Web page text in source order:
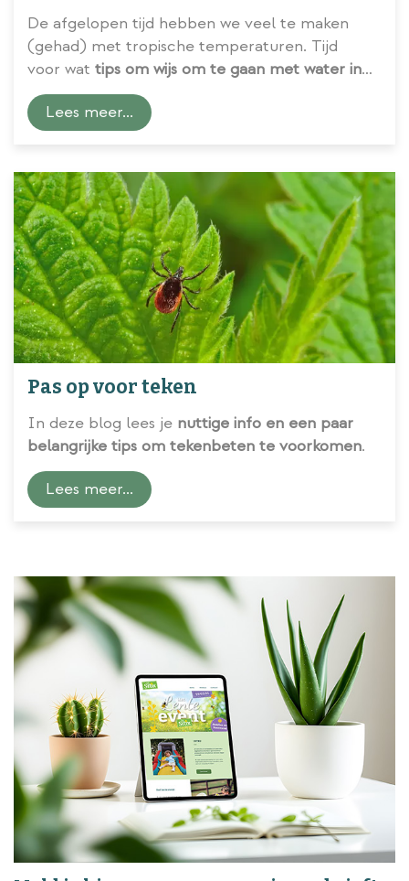
De afgelopen tijd hebben we veel te maken
(gehad) met tropische temperaturen. Tijd
voor wat tips om wijs om te gaan met water in
de tuin.
Lees meer...
Pas op voor teken
In deze blog lees je nuttige info en een paar
belangrijke tips om tekenbeten te voorkomen.
Lees meer...